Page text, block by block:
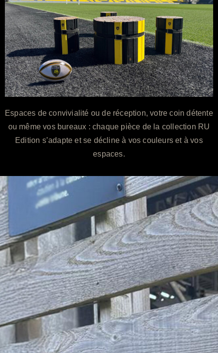
Espaces de convivialité ou de réception, votre coin détente
ou même vos bureaux : chaque pièce de la collection RU
Edition s’adapte et se décline à vos couleurs et à vos
espaces.